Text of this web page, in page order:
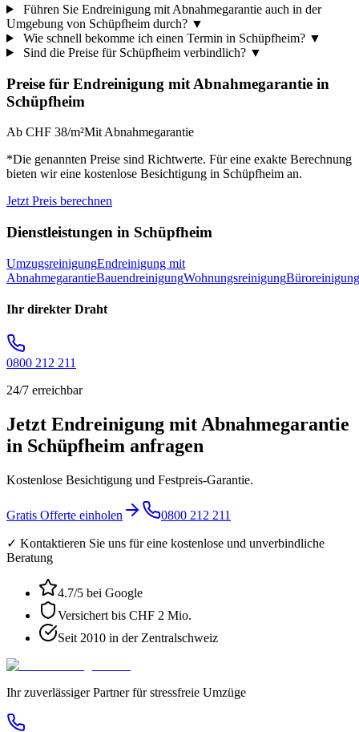
Führen Sie Endreinigung mit Abnahmegarantie auch in der
Umgebung von Schüpfheim durch? ▼
Wie schnell bekomme ich einen Termin in Schüpfheim? ▼
Sind die Preise für Schüpfheim verbindlich? ▼
Preise für Endreinigung mit Abnahmegarantie in
Schüpfheim
Ab CHF 38/m²Mit Abnahmegarantie
*Die genannten Preise sind Richtwerte. Für eine exakte Berechnung
bieten wir eine kostenlose Besichtigung in Schüpfheim an.
Jetzt Preis berechnen
Dienstleistungen in Schüpfheim
UmzugsreinigungEndreinigung mit
AbnahmegarantieBauendreinigungWohnungsreinigungBüroreinigung
Ihr direkter Draht
0800 212 211
24/7 erreichbar
Jetzt Endreinigung mit Abnahmegarantie
in Schüpfheim anfragen
Kostenlose Besichtigung und Festpreis-Garantie.
Gratis Offerte einholen 0800 212 211
✓ Kontaktieren Sie uns für eine kostenlose und unverbindliche
Beratung
4.7/5 bei Google
Versichert bis CHF 2 Mio.
Seit 2010 in der Zentralschweiz
Ihr zuverlässiger Partner für stressfreie Umzüge